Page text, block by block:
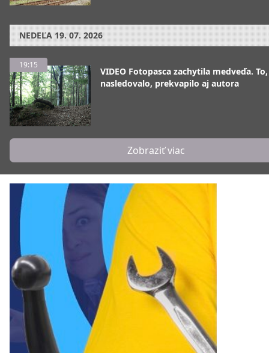
NEDEĽA 19. 07. 2026
19:15
VIDEO Fotopasca zachytila medveďa.
nasledovalo, prekvapilo aj autora
Zobraziť viac